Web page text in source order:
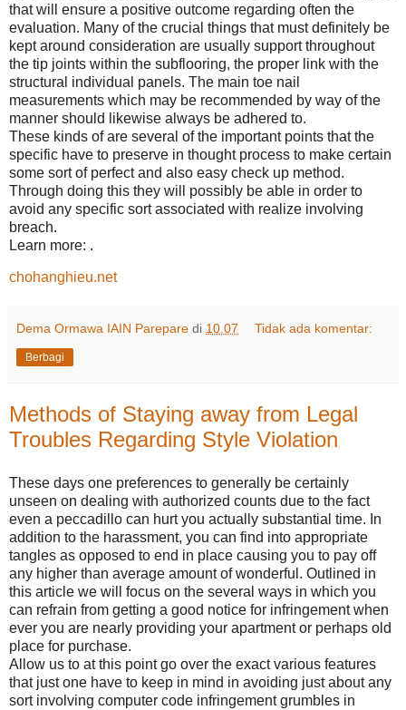
that will ensure a positive outcome regarding often the
evaluation. Many of the crucial things that must definitely be
kept around consideration are usually support throughout
the tip joints within the subflooring, the proper link with the
structural individual panels. The main toe nail
measurements which may be recommended by way of the
manner should likewise always be adhered to.
These kinds of are several of the important points that the
specific have to preserve in thought process to make certain
some sort of perfect and also easy check up method.
Through doing this they will possibly be able in order to
avoid any specific sort associated with realize involving
breach.
Learn more: .
chohanghieu.net
Dema Ormawa IAIN Parepare di 10.07 Tidak ada komentar:
Berbagi
Methods of Staying away from Legal
Troubles Regarding Style Violation
These days one preferences to generally be certainly
unseen on dealing with authorized counts due to the fact
even a peccadillo can hurt you actually substantial time. In
addition to the harassment, you can find into appropriate
tangles as opposed to end in place causing you to pay off
any higher than average amount of wonderful. Outlined in
this article we will focus on the several ways in which you
can refrain from getting a good notice for infringement when
ever you are nearly providing your apartment or perhaps old
place for purchase.
Allow us to at this point go over the exact various features
that just one have to keep in mind in avoiding just about any
sort involving computer code infringement grumbles in